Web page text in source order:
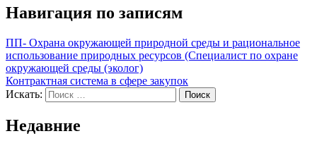
Навигация по записям
ПП- Охрана окружающей природной среды и рациональное
использование природных ресурсов (Специалист по охране
окружающей среды (эколог)
Контрактная система в сфере закупок
Искать:
Поиск
Недавние